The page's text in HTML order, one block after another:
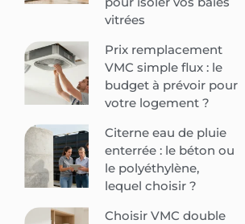
vitrées
Prix remplacement
VMC simple flux : le
budget à prévoir pour
votre logement ?
Citerne eau de pluie
enterrée : le béton ou
le polyéthylène,
lequel choisir ?
Choisir VMC double